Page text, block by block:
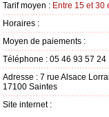
Tarif moyen : Entre 15 et 30
Horaires :
Moyen de paiements :
Téléphone : 05 46 93 57 24
Adresse : 7 rue Alsace
17100 Saintes
Site internet :